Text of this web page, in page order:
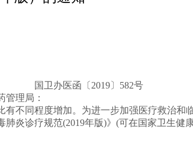
国卫办医函〔2019〕582号
理局：
同程度增加。为进一步加强医疗救治和
炎诊疗规范(2019年版)》(可在国家卫生健